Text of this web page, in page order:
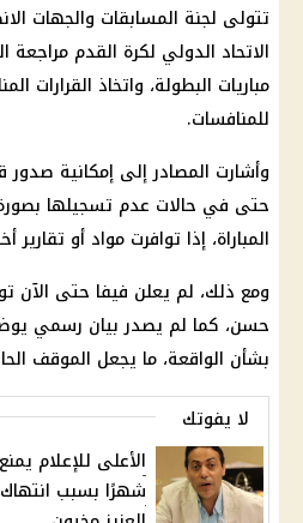
تتولى لجنة المسابقات والجهات
الاتحاد الدولي لكرة القدم مراجعة
مباريات البطولة، واتخاذ القرارات
للمنافسات.
وأشارت المصادر إلى إمكانية صدور
حتى في حالات عدم تسجيلها
المباراة، إذا توافرت مواد أو
ومع ذلك، لم يعلن فيفا حتى الآن
حسن، كما لم يصدر بيان رسمي
بشأن الواقعة، ما يجعل الموقف
لا يفوتك
الأعلى للإعلام
شهرًا بسبب